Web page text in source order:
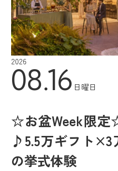
2026
08.16 日曜日
☆お盆Week限定
♪5.5万ギフト
の挙式体験